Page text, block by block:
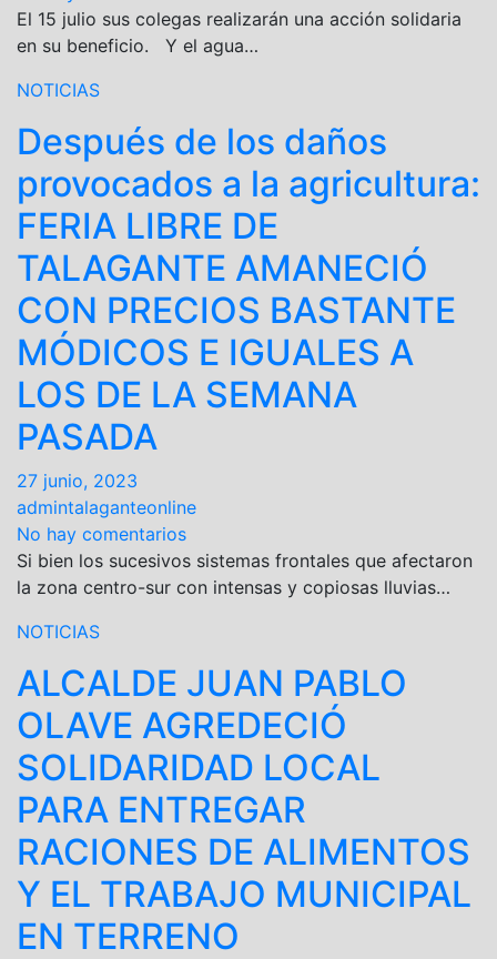
El 15 julio sus colegas realizarán una acción solidaria
en su beneficio. Y el agua…
NOTICIAS
Después de los daños
provocados a la agricultura:
FERIA LIBRE DE
TALAGANTE AMANECIÓ
CON PRECIOS BASTANTE
MÓDICOS E IGUALES A
LOS DE LA SEMANA
PASADA
27 junio, 2023
admintalaganteonline
No hay comentarios
Si bien los sucesivos sistemas frontales que afectaron
la zona centro-sur con intensas y copiosas lluvias…
NOTICIAS
ALCALDE JUAN PABLO
OLAVE AGREDECIÓ
SOLIDARIDAD LOCAL
PARA ENTREGAR
RACIONES DE ALIMENTOS
Y EL TRABAJO MUNICIPAL
EN TERRENO